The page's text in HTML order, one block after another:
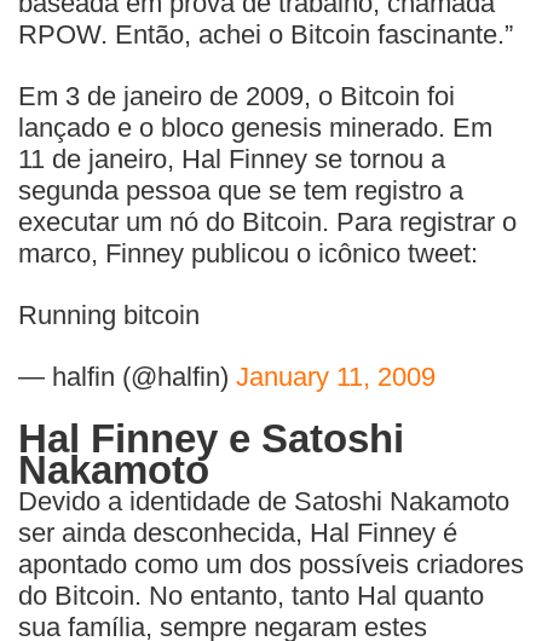
RPOW. Então, achei o Bitcoin fascinante.”
Em 3 de janeiro de 2009, o Bitcoin foi
lançado e o bloco genesis minerado. Em
11 de janeiro, Hal Finney se tornou a
segunda pessoa que se tem registro a
executar um nó do Bitcoin. Para registrar o
marco, Finney publicou o icônico tweet:
Running bitcoin
— halfin (@halfin) January 11, 2009
Hal Finney e Satoshi
Nakamoto
Devido a identidade de Satoshi Nakamoto
ser ainda desconhecida, Hal Finney é
apontado como um dos possíveis criadores
do Bitcoin. No entanto, tanto Hal quanto
sua família, sempre negaram estes